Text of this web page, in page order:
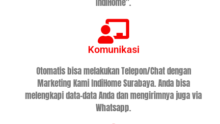
IndiHome".
Komunikasi
Otomatis bisa melakukan Telepon/Chat dengan
Marketing Kami IndiHome Surabaya. Anda bisa
melengkapi data-data Anda dan mengirimnya juga via
Whatsapp.